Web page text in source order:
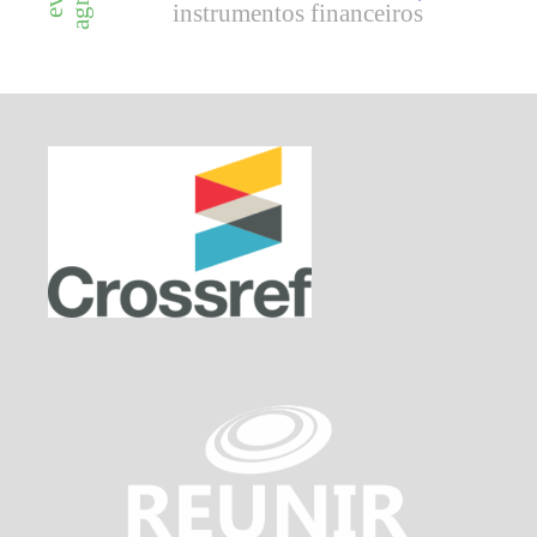
instrumentos financeiros